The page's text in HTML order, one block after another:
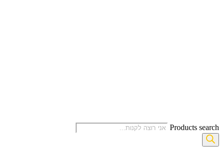
Products search